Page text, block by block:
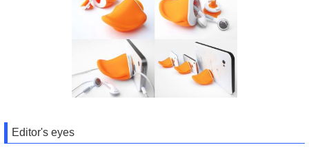
Editor's eyes